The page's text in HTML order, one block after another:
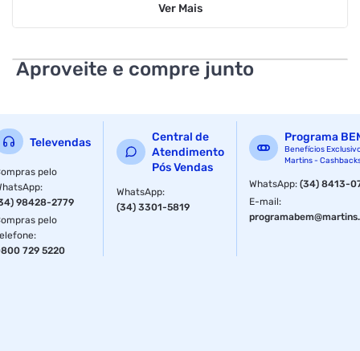
proteger o cabelo contra danos como calor, poluição e
Ver Mais
Aproveite e compre junto
Televendas
pelo
:
98428-2779
pelo
:
729 5220
Central de
Atendimento
Pós Vendas
WhatsApp:
(34) 3301-5819
Programa
Benefícios
Martins -
WhatsApp:(34) 8413-
E-mail: